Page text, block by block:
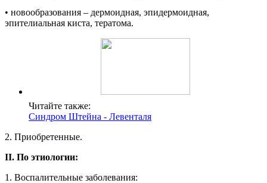
• новообразования – дермоидная, эпидермоидная,
эпителиальная киста, тератома.
Читайте также:
Синдром Штейна - Левенталя
2. Приобретенные.
II. По этиологии:
1. Воспалительные заболевания: